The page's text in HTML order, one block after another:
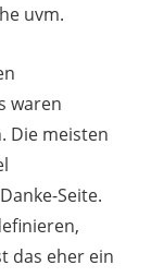
uvm.
waren
Die meisten
Seite.
das eher ein